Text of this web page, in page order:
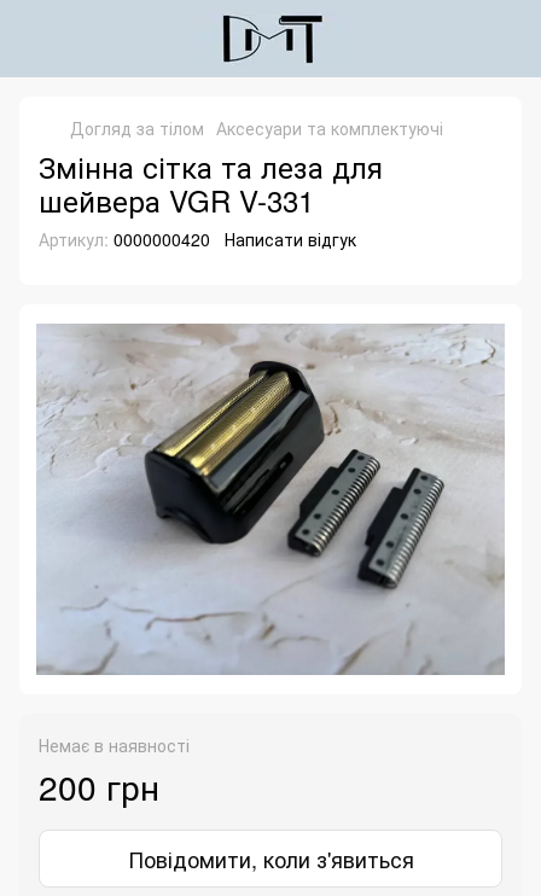
Догляд за тілом Аксесуари та комплектуючі
Змінна сітка та леза для
шейвера VGR V-331
Артикул: 0000000420 Написати відгук
Немає в наявності
200 грн
Повідомити, коли з'явиться